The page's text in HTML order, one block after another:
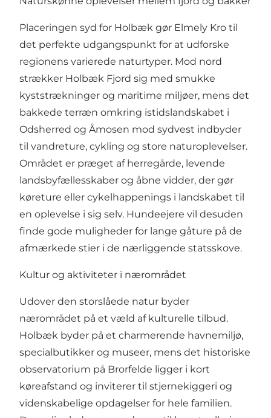
Placeringen syd for Holbæk gør Elmely Kro til
det perfekte udgangspunkt for at udforske
regionens varierede naturtyper. Mod nord
strækker Holbæk Fjord sig med smukke
kyststrækninger og maritime miljøer, mens det
bakkede terræn omkring istidslandskabet i
Odsherred og Åmosen mod sydvest indbyder
til vandreture, cykling og store naturoplevelser.
Området er præget af herregårde, levende
landsbyfællesskaber og åbne vidder, der gør
køreture eller cykelhappenings i landskabet til
en oplevelse i sig selv. Hundeejere vil desuden
finde gode muligheder for lange gåture på de
afmærkede stier i de nærliggende statsskove.
Kultur og aktiviteter i nærområdet
Udover den storslåede natur byder
nærområdet på et væld af kulturelle tilbud.
Holbæk byder på et charmerende havnemiljø,
specialbutikker og museer, mens det historiske
observatorium på Brorfelde ligger i kort
køreafstand og inviterer til stjernekiggeri og
videnskabelige opdagelser for hele familien.